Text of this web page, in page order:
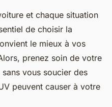
et chaque situation
de choisir la
le mieux à vos
prenez soin de votre
vous soucier des
peuvent causer à votre